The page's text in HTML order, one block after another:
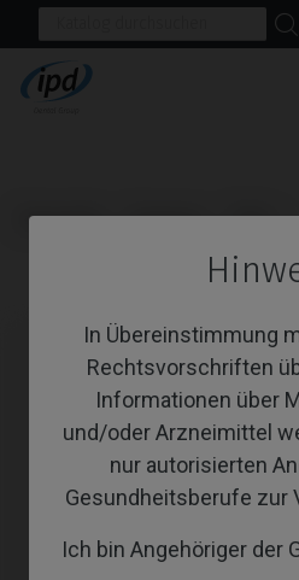
In Übereinstimmung
Rechtsvorschriften
Informationen über
und/oder Arzneimittel
nur autorisierten
Gesundheitsberufe zur
Ich bin Angehöriger der
Startseite Systeme TSIII